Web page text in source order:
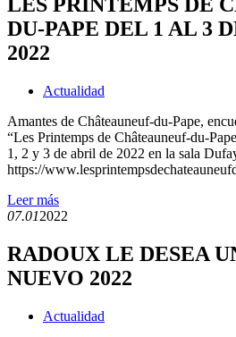
LES PRINTEMPS DE
DU-PAPE DEL 1 AL 3
2022
Actualidad
Amantes de Châteauneuf-du-Pape,
“Les Printemps de Châteauneuf-du-
1, 2 y 3 de abril de 2022 en la sala
https://
Leer más
07.012022
RADOUX LE DESEA
NUEVO 2022
Actualidad